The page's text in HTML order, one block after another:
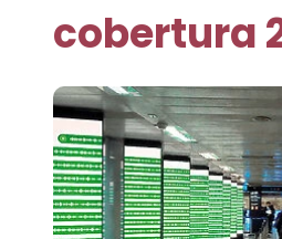
cobertura